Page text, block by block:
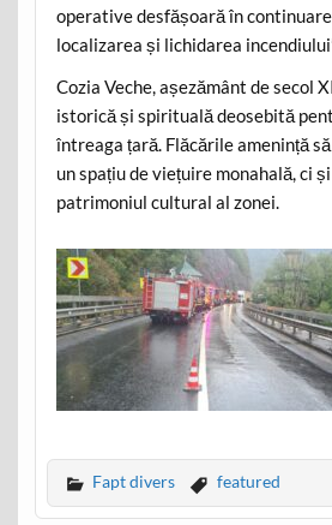
operative desfășoară în
localizarea și lichidarea
Cozia Veche, așezământ de secol
istorică și spirituală deosebită
întreaga țară. Flăcările amenință
un spațiu de viețuire monahală, ci
patrimoniul cultural al zonei.
Fapt divers featured